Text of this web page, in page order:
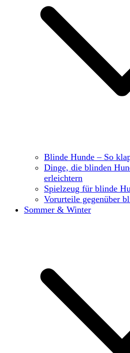
Blinde Hunde – So
Dinge, die blinden
erleichtern
Spielzeug für blinde
Vorurteile gegenüber
Sommer & Winter